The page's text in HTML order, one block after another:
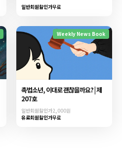
일반회원할인가무료
Weekly News Book
촉법소년, 이대로 괜찮을까요? | 제
207호
일반회원할인가2,000원
유료회원할인가무료